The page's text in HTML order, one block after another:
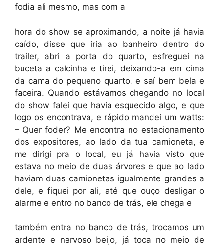
fodia ali mesmo, mas com a
hora do show se aproximando, a noite já havia
caído, disse que iria ao banheiro dentro do
trailer, abri a porta do quarto, esfreguei na
buceta a calcinha e tirei, deixando-a em cima
da cama do pequeno quarto, e saí bem bela e
faceira. Quando estávamos chegando no local
do show falei que havia esquecido algo, e que
logo os encontrava, e rápido mandei um watts:
– Quer foder? Me encontra no estacionamento
dos expositores, ao lado da tua camioneta, e
me dirigi pra o local, eu já havia visto que
estava no meio de duas árvores e que ao lado
haviam duas camionetas igualmente grandes a
dele, e fiquei por ali, até que ouço desligar o
alarme e entro no banco de trás, ele chega e
também entra no banco de trás, trocamos um
ardente e nervoso beijo, já toca no meio de